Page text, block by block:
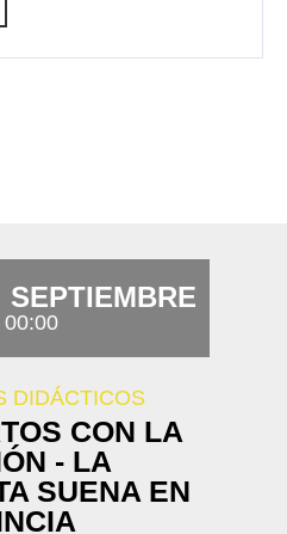
SEPTIEMBRE
00:00
DIDÁCTICOS
CON LA
- LA
SUENA EN